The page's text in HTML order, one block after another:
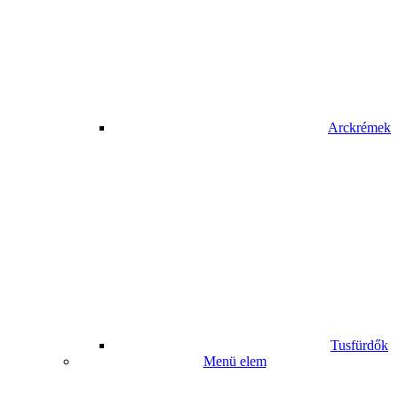
Arckrémek
Tusfürdők
Menü elem